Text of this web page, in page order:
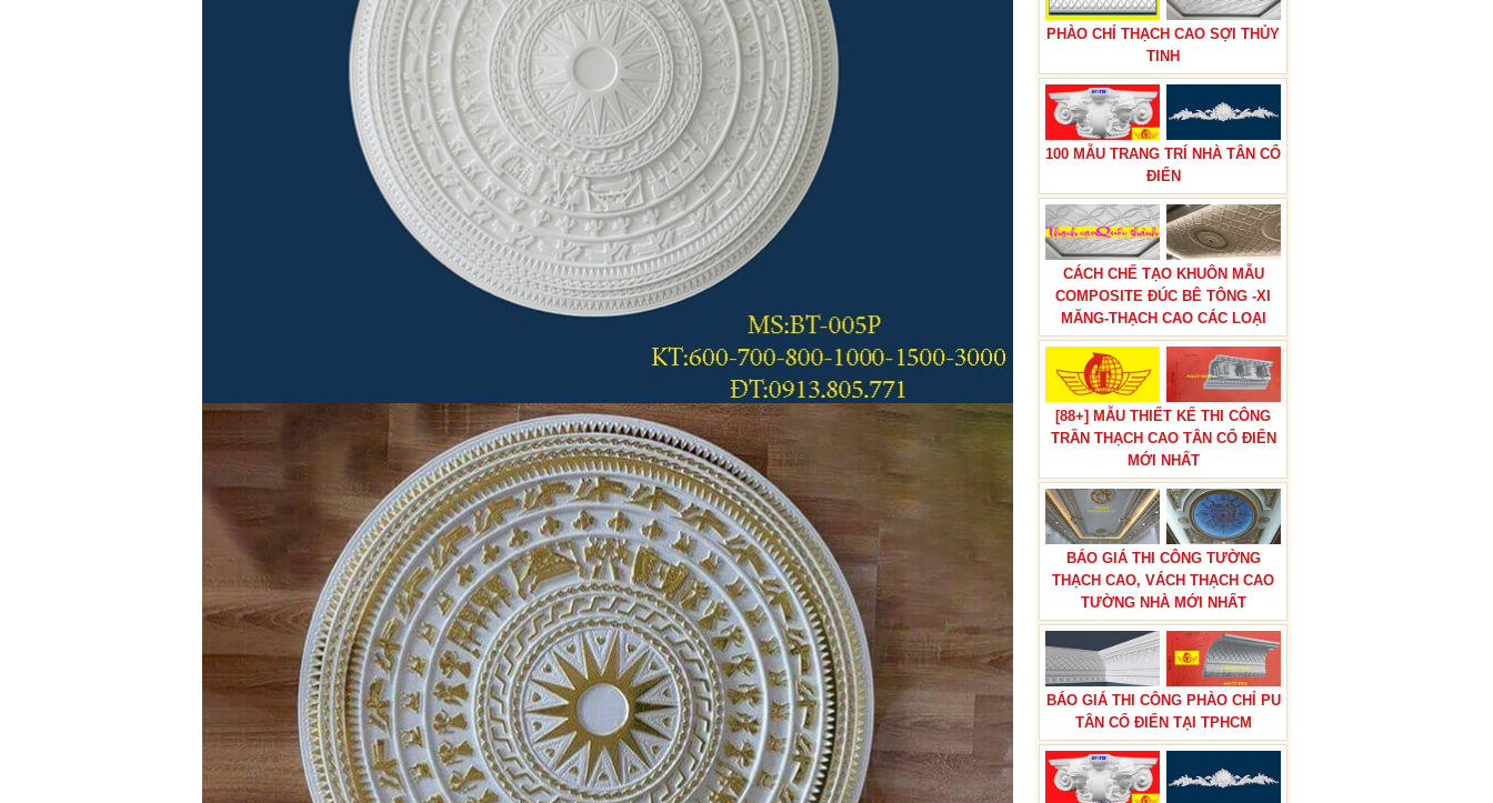
PHÀO CHỈ THẠCH CAO SỢI THỦY
TINH
100 MẪU TRANG TRÍ NHÀ TÂN CỔ
ĐIỂN
CÁCH CHẾ TẠO KHUÔN MẪU
COMPOSITE ĐÚC BÊ TÔNG -XI
MĂNG-THẠCH CAO CÁC LOẠI
[88+] MẪU THIẾT KẾ THI CÔNG
TRẦN THẠCH CAO TÂN CỔ ĐIỂN
MỚI NHẤT
BÁO GIÁ THI CÔNG TƯỜNG
THẠCH CAO, VÁCH THẠCH CAO
TƯỜNG NHÀ MỚI NHẤT
BÁO GIÁ THI CÔNG PHÀO CHỈ PU
TÂN CỔ ĐIỂN TẠI TPHCM